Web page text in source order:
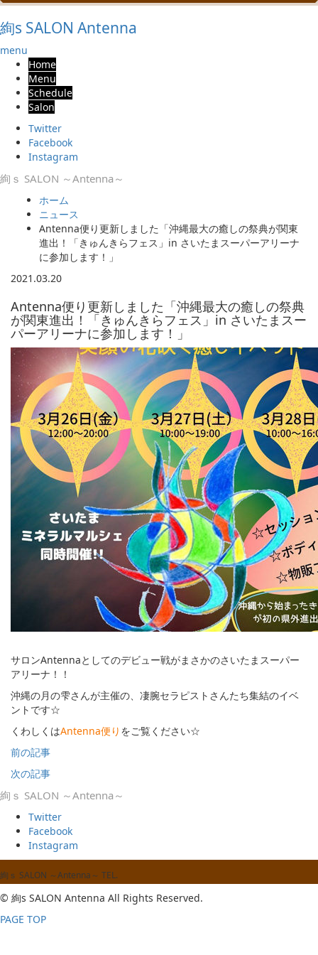
絢s SALON Antenna
menu
Home
Menu
Schedule
Salon
Twitter
Facebook
Instagram
絢ｓ SALON ～Antenna～
ホーム
ニュース
Antenna便り更新しました「沖縄最大の癒しの祭典が関東
進出！「きゅんきらフェス」in さいたまスーパーアリーナ
に参加します！」
2021.03.20
Antenna便り更新しました「沖縄最大の癒しの祭典
が関東進出！「きゅんきらフェス」in さいたまスー
パーアリーナに参加します！」
サロンAntennaとしてのデビュー戦がまさかのさいたまスーパー
アリーナ！！
沖縄の月の雫さんが主催の、凄腕セラピストさんたち集結のイベ
ントです☆
くわしくはAntenna便り をご覧ください☆
前の記事
次の記事
絢ｓ SALON ～Antenna～
Twitter
Facebook
Instagram
絢ｓ SALON ～Antenna～ TEL.
© 絢s SALON Antenna All Rights Reserved.
PAGE TOP